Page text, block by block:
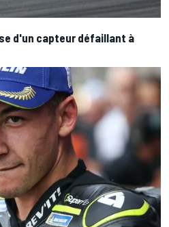
d'un capteur défaillant à